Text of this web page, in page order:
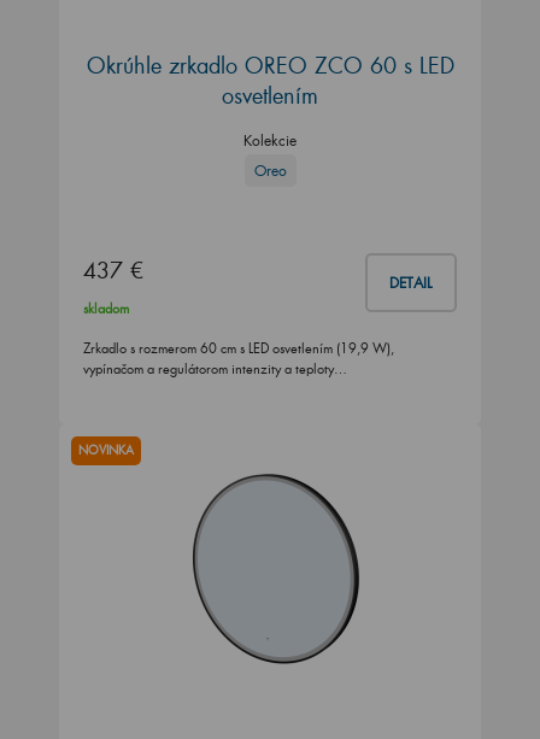
Okrúhle zrkadlo OREO ZCO 60 s LED
osvetlením
Kolekcie
Oreo
437 € DETAIL
skladom
Zrkadlo s rozmerom 60 cm s LED osvetlením (19,9 W),
vypínačom a regulátorom intenzity a teploty…
NOVINKA